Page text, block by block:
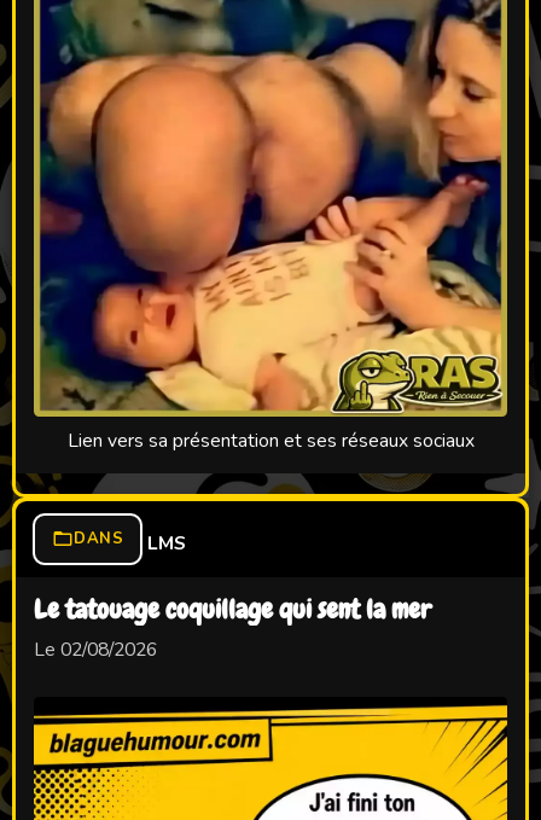
Lien vers sa présentation et ses réseaux sociaux
DANS LMS
Le tatouage coquillage qui sent la mer
Le 02/08/2026